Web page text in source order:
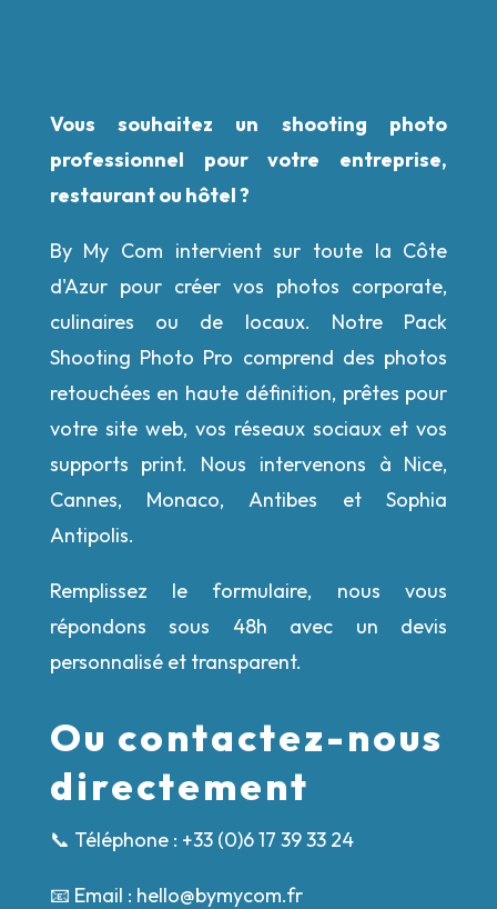
Vous souhaitez un shooting photo
professionnel pour votre entreprise,
restaurant ou hôtel ?
By My Com intervient sur toute la Côte
d'Azur pour créer vos photos corporate,
culinaires
ou de locaux. Notre Pack
Shooting Photo Pro comprend des photos
retouchées en haute définition, prêtes pour
votre site web, vos réseaux sociaux et vos
supports print. Nous intervenons à Nice,
Cannes, Monaco, Antibes et Sophia
Antipolis.
Remplissez le formulaire,
nous vous
répondons sous 48h avec un devis
personnalisé et transparent.
Ou contactez-nous
directement
📞 Téléphone : +33 (0)6 17 39 33 24
📧 Email : hello@bymycom.fr